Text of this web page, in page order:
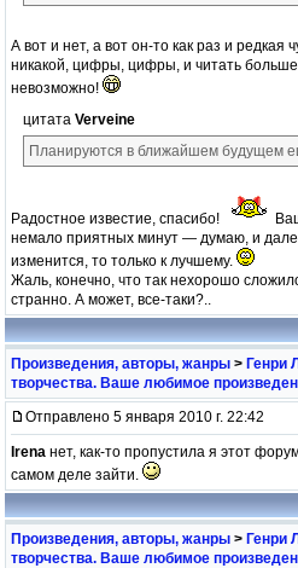
А вот и нет, а вот он-то как раз и редкая
никакой, цифры, цифры, и читать
невозможно!
цитата Verveine
Планируются в ближайшем будущем
Радостное известие, спасибо!
немало приятных минут — думаю, и
изменится, то только к лучшему.
Жаль, конечно, что так нехорошо
странно. А может, все-таки?..
Произведения, авторы, жанры > Генри
творчества. Ваше любимое
Отправлено 5 января 2010 г. 22:42
Irena нет, как-то пропустила я этот
самом деле зайти.
Произведения, авторы, жанры > Генри
творчества. Ваше любимое